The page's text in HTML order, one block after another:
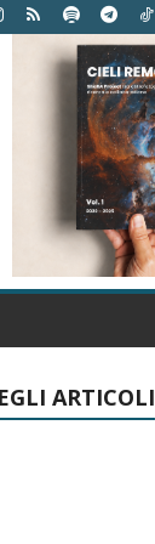
ARTICOLI